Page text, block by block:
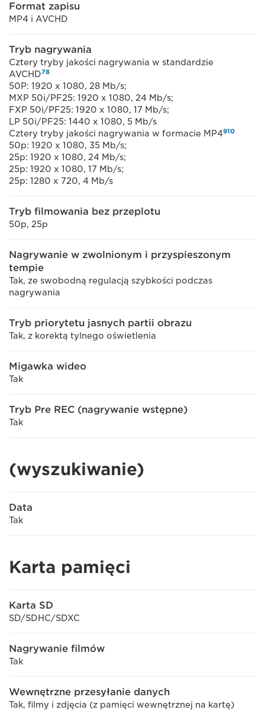
Format zapisu
MP4 i AVCHD
Tryb nagrywania
Cztery tryby jakości nagrywania w standardzie
AVCHD78
50P: 1920 x 1080, 28 Mb/s;
MXP 50i/PF25: 1920 x 1080, 24 Mb/s;
FXP 50i/PF25: 1920 x 1080, 17 Mb/s;
LP 50i/PF25: 1440 x 1080, 5 Mb/s
Cztery tryby jakości nagrywania w formacie MP4910
50p: 1920 x 1080, 35 Mb/s;
25p: 1920 x 1080, 24 Mb/s;
25p: 1920 x 1080, 17 Mb/s;
25p: 1280 x 720, 4 Mb/s
Tryb filmowania bez przeplotu
50p, 25p
Nagrywanie w zwolnionym i przyspieszonym
tempie
Tak, ze swobodną regulacją szybkości podczas
nagrywania
Tryb priorytetu jasnych partii obrazu
Tak, z korektą tylnego oświetlenia
Migawka wideo
Tak
Tryb Pre REC (nagrywanie wstępne)
Tak
(wyszukiwanie)
Data
Tak
Karta pamięci
Karta SD
SD/SDHC/SDXC
Nagrywanie filmów
Tak
Wewnętrzne przesyłanie danych
Tak, filmy i zdjęcia (z pamięci wewnętrznej na kartę)